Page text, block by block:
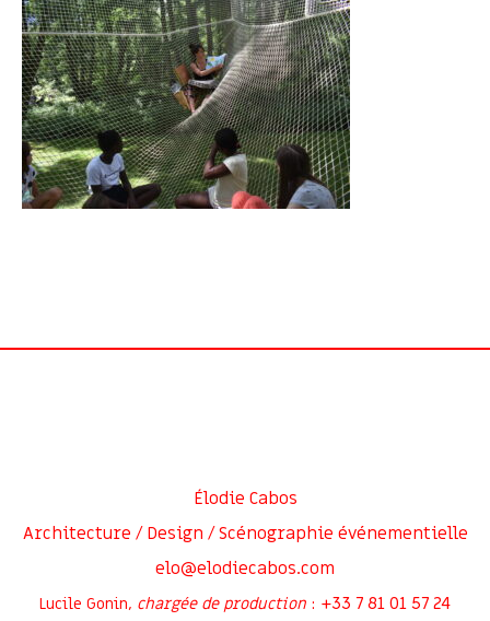
Élodie Cabos
Architecture / Design / Scénographie événementielle
elo@elodiecabos.com
Lucile Gonin, chargée de production : +33 7 81 01 57 24